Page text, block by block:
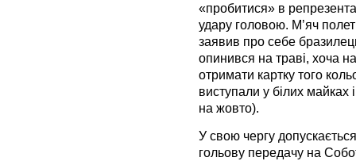
«пробитися» в
удару головою. М’яч
заявив про себе
опинився на траві, хоча
отримати картку того
виступали у білих майках
на жовто).
У свою чергу
гольову передачу на